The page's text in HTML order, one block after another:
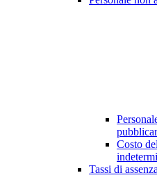
Costo
Tassi di assenza